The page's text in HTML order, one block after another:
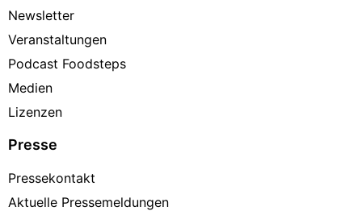
Newsletter
Veranstaltungen
Podcast Foodsteps
Medien
Lizenzen
Presse
Pressekontakt
Aktuelle Pressemeldungen